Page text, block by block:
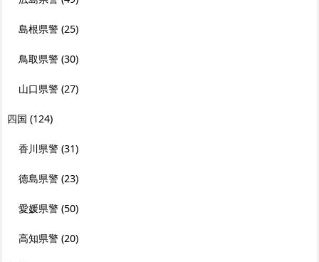
島根県警 (25)
鳥取県警 (30)
山口県警 (27)
四国 (124)
香川県警 (31)
徳島県警 (23)
愛媛県警 (50)
高知県警 (20)